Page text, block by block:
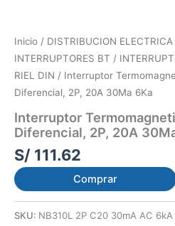
Inicio / DISTRIBUCION
INTERRUPTORES BT /
RIEL DIN / Interruptor
Diferencial, 2P, 20A 30Ma 6Ka
Interruptor
Diferencial, 2P, 20A
S/ 111.62
Comprar
SKU: NB310L 2P C20 30mA AC 6kA